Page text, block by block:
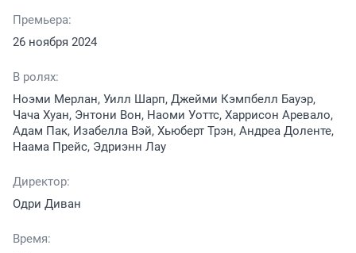
Премьера:
26 ноября 2024
В ролях:
Ноэми Мерлан, Уилл Шарп, Джейми Кэмпбелл Бауэр,
Чача Хуан, Энтони Вон, Наоми Уоттс, Харрисон Аревало,
Адам Пак, Изабелла Вэй, Хьюберт Трэн, Андреа Доленте,
Наама Прейс, Эдриэнн Лау
Директор:
Одри Диван
Время: